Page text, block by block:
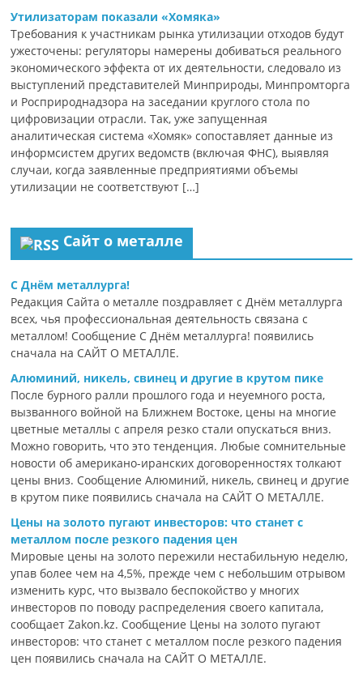
Утилизаторам показали «Хомяка»
Требования к участникам рынка утилизации отходов будут
ужесточены: регуляторы намерены добиваться реального
экономического эффекта от их деятельности, следовало из
выступлений представителей Минприроды, Минпромторга
и Росприроднадзора на заседании круглого стола по
цифровизации отрасли. Так, уже запущенная
аналитическая система «Хомяк» сопоставляет данные из
информсистем других ведомств (включая ФНС), выявляя
случаи, когда заявленные предприятиями объемы
утилизации не соответствуют […]
Сайт о металле
С Днём металлурга!
Редакция Сайта о металле поздравляет с Днём металлурга
всех, чья профессиональная деятельность связана с
металлом! Сообщение С Днём металлурга! появились
сначала на САЙТ О МЕТАЛЛЕ.
Алюминий, никель, свинец и другие в крутом пике
После бурного ралли прошлого года и неуемного роста,
вызванного войной на Ближнем Востоке, цены на многие
цветные металлы с апреля резко стали опускаться вниз.
Можно говорить, что это тенденция. Любые сомнительные
новости об американо-иранских договоренностях толкают
цены вниз. Сообщение Алюминий, никель, свинец и другие
в крутом пике появились сначала на САЙТ О МЕТАЛЛЕ.
Цены на золото пугают инвесторов: что станет с
металлом после резкого падения цен
Мировые цены на золото пережили нестабильную неделю,
упав более чем на 4,5%, прежде чем с небольшим отрывом
изменить курс, что вызвало беспокойство у многих
инвесторов по поводу распределения своего капитала,
сообщает Zakon.kz. Сообщение Цены на золото пугают
инвесторов: что станет с металлом после резкого падения
цен появились сначала на САЙТ О МЕТАЛЛЕ.